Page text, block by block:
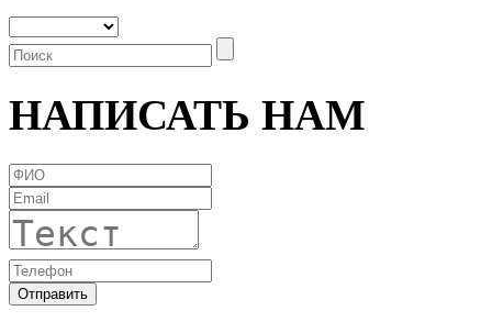
НАПИСАТЬ НАМ